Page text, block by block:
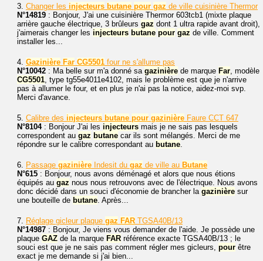
3. Changer les injecteurs butane pour gaz de ville cuisinière Thermor
N°14819 : Bonjour, J'ai une cuisinière Thermor 603tcb1 (mixte plaque
arrière gauche électrique, 3 brûleurs gaz dont 1 ultra rapide avant droit),
j'aimerais changer les injecteurs butane pour gaz de ville. Comment
installer les...
4. Gazinière Far CG5501 four ne s'allume pas
N°10042 : Ma belle sur m'a donné sa gazinière de marque Far, modèle
CG5501, type tg55e4011e4102, mais le problème est que je n'arrive
pas à allumer le four, et en plus je n'ai pas la notice, aidez-moi svp.
Merci d'avance.
5. Calibre des injecteurs butane pour gazinière Faure CCT 647
N°8104: Bonjour J'ai les injecteurs mais je ne sais pas lesquels
correspondent au gaz butane car ils sont mélangés. Merci de me
répondre sur le calibre correspondant au butane.
6. Passage gazinière Indesit du gaz de ville au Butane
N°615 : Bonjour, nous avons déménagé et alors que nous étions
équipés au gaz nous nous retrouvons avec de l'électrique. Nous avons
donc décidé dans un souci d'économie de brancher la gazinière sur
une bouteille de butane. Après...
7. Réglage gicleur plaque gaz FAR TGSA40B/13
N°14987 : Bonjour, Je viens vous demander de l'aide. Je possède une
plaque GAZ de la marque FAR référence exacte TGSA40B/13 ; le
souci est que je ne sais pas comment régler mes gicleurs, pour être
exact je me demande si j'ai bien...